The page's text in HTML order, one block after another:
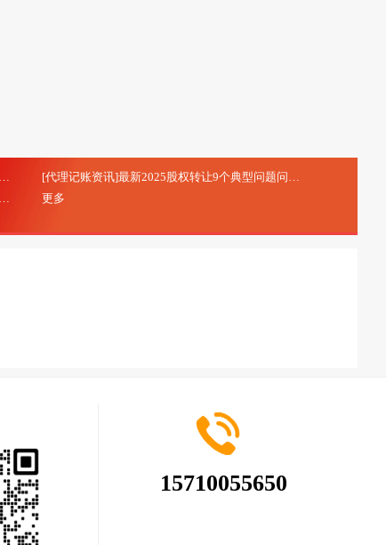
[代理记账资讯]研发费用加计扣除：研发项目立项的注意事项 (2025-10-20) [代理记账资讯]最新2025股权转让9个典型问题问答
[代理记账资讯]北京市专精特新中小企业申报及认定 (2025-08-28)
更多
15710055650